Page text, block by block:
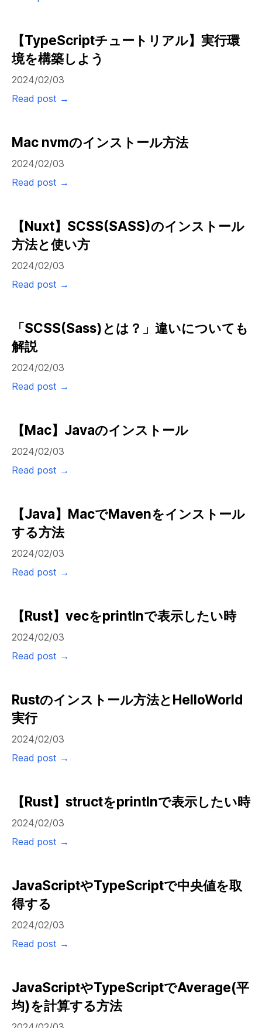
【TypeScriptチュートリアル】実行環
境を構築しよう
2024/02/03
Read post →
Mac nvmのインストール方法
2024/02/03
Read post →
【Nuxt】SCSS(SASS)のインストール
方法と使い方
2024/02/03
Read post →
「SCSS(Sass)とは？」違いについても
解説
2024/02/03
Read post →
【Mac】Javaのインストール
2024/02/03
Read post →
【Java】MacでMavenをインストール
する方法
2024/02/03
Read post →
【Rust】vecをprintlnで表示したい時
2024/02/03
Read post →
Rustのインストール方法とHelloWorld
実行
2024/02/03
Read post →
【Rust】structをprintlnで表示したい時
2024/02/03
Read post →
JavaScriptやTypeScriptで中央値を取
得する
2024/02/03
Read post →
JavaScriptやTypeScriptでAverage(平
均)を計算する方法